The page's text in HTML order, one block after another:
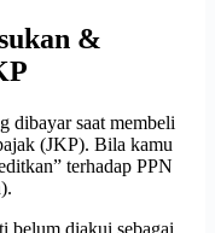
&
dibayar saat membeli
(JKP). Bila kamu
terhadap PPN
belum diakui sebagai